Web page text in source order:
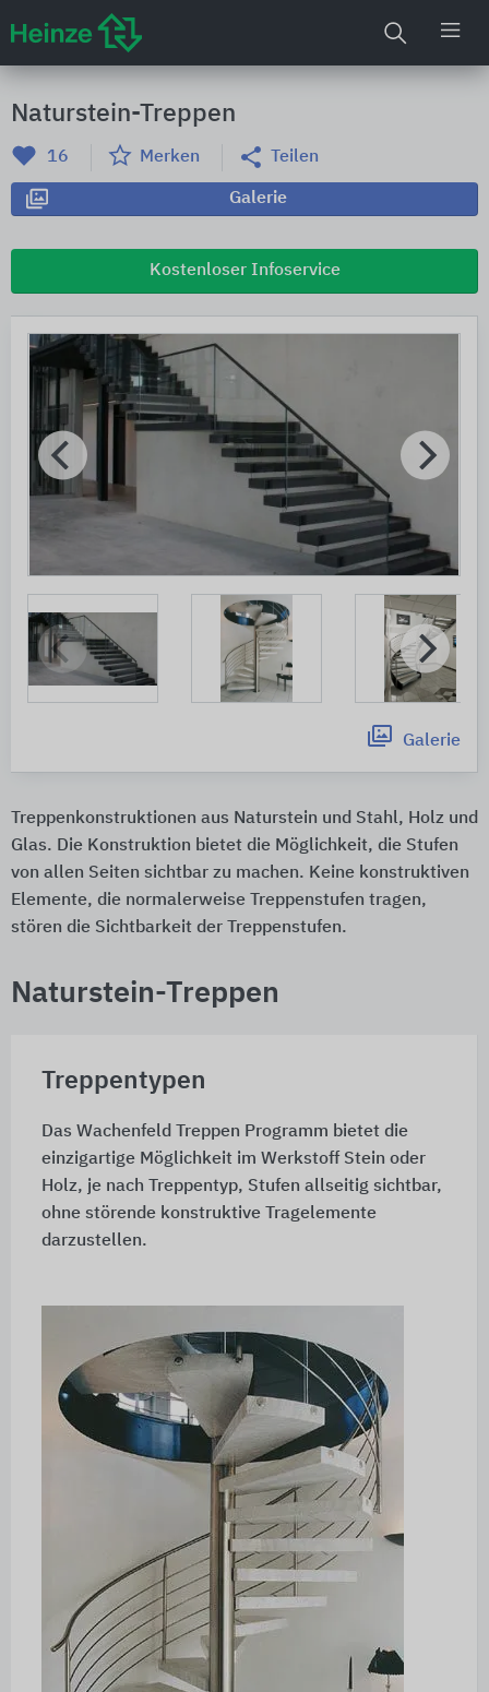
Naturstein-Treppen
16 Merken Teilen
Galerie
Kostenloser Infoservice
Galerie
Treppenkonstruktionen aus Naturstein und Stahl, Holz und
Glas. Die Konstruktion bietet die Möglichkeit, die Stufen
von allen Seiten sichtbar zu machen. Keine konstruktiven
Elemente, die normalerweise Treppenstufen tragen,
stören die Sichtbarkeit der Treppenstufen.
Naturstein-Treppen
Treppentypen
Das Wachenfeld Treppen Programm bietet die
einzigartige Möglichkeit im Werkstoff Stein oder
Holz, je nach Treppentyp, Stufen allseitig sichtbar,
ohne störende konstruktive Tragelemente
darzustellen.